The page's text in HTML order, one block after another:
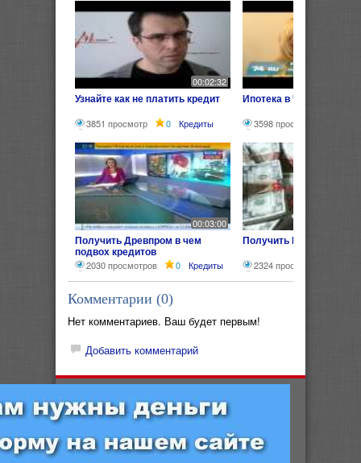
00:02:32
Узнайте как не платить кредит
3851 просмотр 0 Кредиты
Ипотека в Челябинске
3598 просмотров
00:03:00
Получить Древпром в чем
подвох кредитов
2030 просмотров 0 Кредиты
Получить Кредит без
2324 просмотра
Комментарии (0)
Нет комментариев. Ваш будет первым!
Добавить комментарий